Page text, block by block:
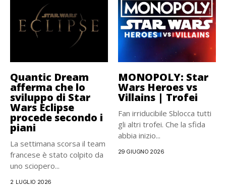
Quantic Dream
afferma che lo
sviluppo di Star
Wars Eclipse
procede secondo i
piani
La settimana scorsa il team
francese è stato colpito da
uno sciopero...
2 LUGLIO 2026
MONOPOLY: Star
Wars Heroes vs
Villains | Trofei
Fan irriducibile Sblocca tutti
gli altri trofei. Che la sfida
abbia inizio...
29 GIUGNO 2026